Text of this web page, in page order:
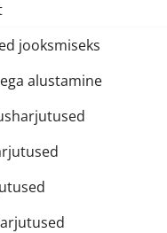
jooksmiseks
alustamine